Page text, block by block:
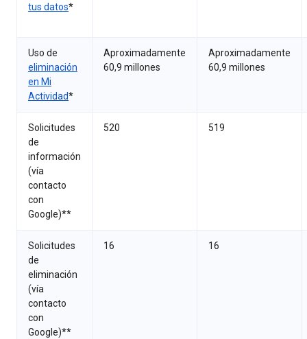
tus datos*
Uso de
eliminación
en Mi
Actividad*
Aproximadamente
60,9 millones
Aproximadamente
60,9 millones
Solicitudes
de
información
(vía
contacto
con
Google)**
520 519
Solicitudes
de
eliminación
(vía
contacto
con
Google)**
16 16